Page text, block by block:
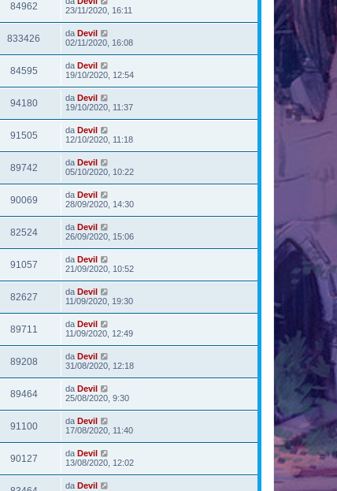
84962
23/11/2020, 16:11
833426 da Devil
02/11/2020, 16:08
84595 da Devil
19/10/2020, 12:54
94180 da Devil
19/10/2020, 11:37
91505 da Devil
12/10/2020, 11:18
89742 da Devil
05/10/2020, 10:22
90069 da Devil
28/09/2020, 14:30
82524 da Devil
26/09/2020, 15:06
91057 da Devil
21/09/2020, 10:52
82627 da Devil
11/09/2020, 19:30
89711 da Devil
11/09/2020, 12:49
89208 da Devil
31/08/2020, 12:18
89464 da Devil
25/08/2020, 9:30
91100 da Devil
17/08/2020, 11:40
90127 da Devil
13/08/2020, 12:02
da Devil